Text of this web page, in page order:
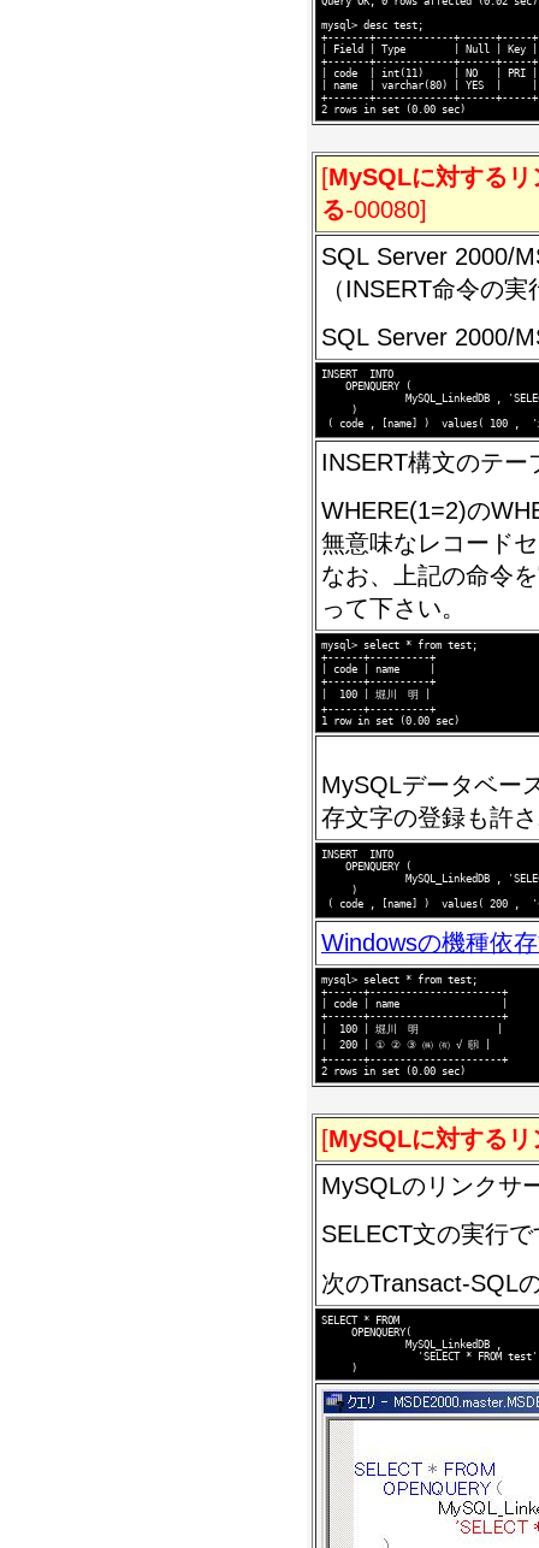
mysql> desc test;
+-------+-------------+------+-----
| Field | Type        | Null | Key |
+-------+-------------+------+-----
| code  | int(11)     | NO   |
| name  | varchar(80) | YES  |
+-------+-------------+------+-----
[MySQLに対する
る-00080]
SQL Server 2000/
（INSERT命令の実
SQL Server 2000/
INSERT  INTO
    OPENQUERY (
MySQL_LinkedDB ,
     )
INSERT構文のテ
WHERE(1=2)の
無意味なレコード
なお、上記の命令
って下さい。
mysql> select * from test;
+------+----------+
| code | name     |
+------+----------+
|  100 | 堀川　明 |
+------+----------+
MySQLデータベー
存文字の登録も許
INSERT  INTO
    OPENQUERY (
MySQL_LinkedDB ,
     )
Windowsの機種依
mysql> select * from test;
+------+----------------------+
| code | name                 |
+------+----------------------+
|  100 | 堀川　明             |
|  200 | ① ② ③ ㈱ ㈲ √ ㍼ |
+------+----------------------+
[MySQLに対する
MySQLのリンクサ
SELECT文の実行で
次のTransact-SQL
SELECT * FROM
     OPENQUERY(
              MySQL_LinkedDB ,
                'SELECT * FROM test'